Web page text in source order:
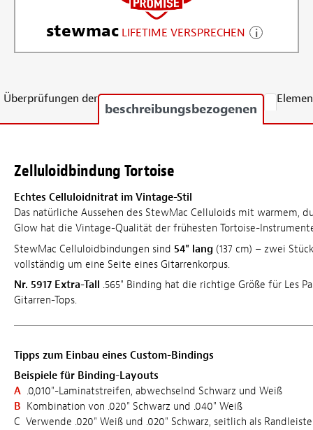
stewmac LIFETIME VERSPRECHEN
Überprüfungen der
beschreibungsbezogenen
Zelluloidbindung Tortoise
Echtes Celluloidnitrat im Vintage-Stil
Das natürliche Aussehen des StewMac Celluloids mit warmem,
Glow hat die Vintage-Qualität der frühesten Tortoise-
StewMac Celluloidbindungen sind 54" lang (137 cm) – zwei
vollständig um eine Seite eines Gitarrenkorpus.
Nr. 5917 Extra-Tall .565" Binding hat die richtige Größe für Les
Gitarren-Tops.
Tipps zum Einbau eines Custom-Bindings
Beispiele für Binding-Layouts
A .0,010"-Laminatstreifen, abwechselnd Schwarz und Weiß
B Kombination von .020" Schwarz und .040" Weiß
C Verwende .020" Weiß und .020" Schwarz, seitlich als